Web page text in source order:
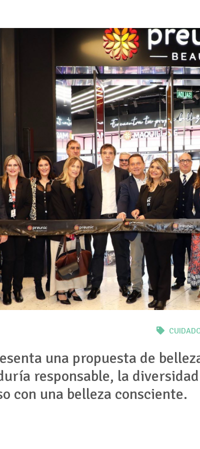
una propuesta de
responsable, la
con una belleza consciente.